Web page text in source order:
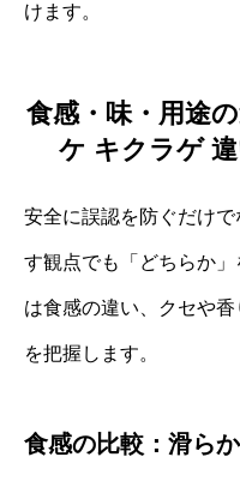
けます。
食感・味・用途
ケ キクラゲ
安全に誤認を防ぐだけ
す観点でも「どちらか
は食感の違い、クセや
を把握します。
食感の比較：滑ら